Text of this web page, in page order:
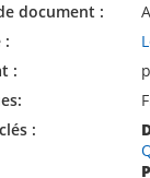
document :
:
:
: